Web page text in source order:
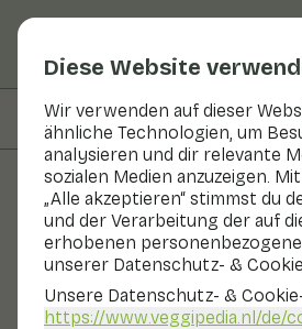
Diese Website
Wir verwenden auf dieser
ähnliche Technologien, um
analysieren und dir relevante
sozialen Medien anzuzeigen.
„Alle akzeptieren“ stimmst du
und der Verarbeitung der auf
erhobenen
unserer Datenschutz- &
Unsere Datenschutz- &
https://www.veggipedia.nl/de/
Auf dieser Seite Zutaten
Rezepte
Brokkoliauflauf
Sauce von